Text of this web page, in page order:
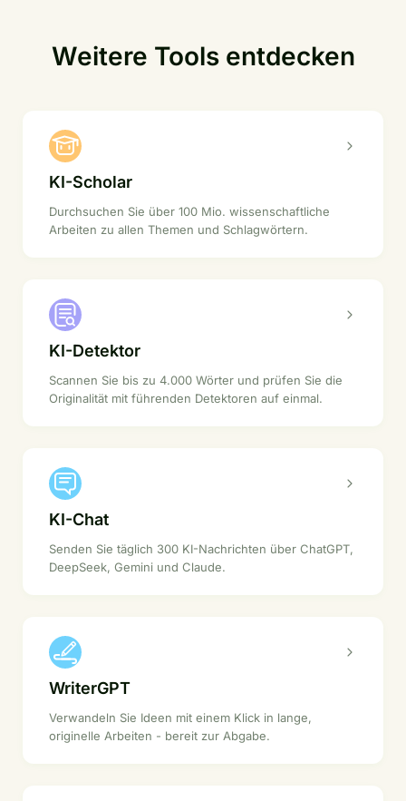
Weitere Tools entdecken
KI-Scholar
Durchsuchen Sie über 100 Mio. wissenschaftliche
Arbeiten zu allen Themen und Schlagwörtern.
KI-Detektor
Scannen Sie bis zu 4.000 Wörter und prüfen Sie die
Originalität mit führenden Detektoren auf einmal.
KI-Chat
Senden Sie täglich 300 KI-Nachrichten über ChatGPT,
DeepSeek, Gemini und Claude.
WriterGPT
Verwandeln Sie Ideen mit einem Klick in lange,
originelle Arbeiten - bereit zur Abgabe.